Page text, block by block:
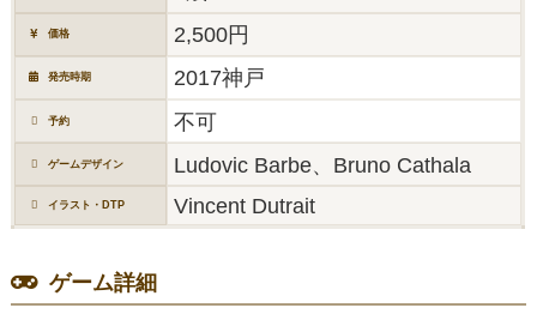
価格 2,500円
発売時期 2017神戸
予約 不可
ゲームデザイン Ludovic Barbe、Bruno Cathala
イラスト・DTP Vincent Dutrait
ゲーム詳細